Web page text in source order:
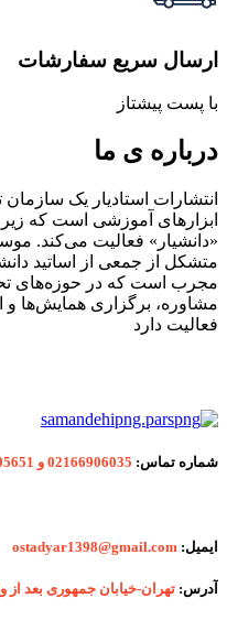
ارسال سریع سفارشات
با پست پیشتاز
درباره ی ما
انتشارات استادیار یک
ابزارهای آموزشی است که
«دانشیار» فعالیت می‌کند.
متشکل از جمعی از اساتید
مجرب است که در حوزه‌های
مشاوره، برگزاری همایش‌ها
فعالیت دارد
شماره تماس: 02166906035 و 02166905651
ایمیل: ostadyar1398@gmail.com
آدرس: تهران-خیابان جمهوری بعد از